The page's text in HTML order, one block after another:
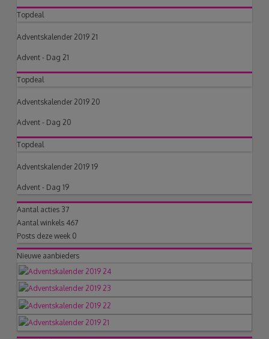
Topdeal
Adventskalender 2019 21
Advent - Dag 21
Topdeal
Adventskalender 2019 20
Advent - Dag 20
Topdeal
Adventskalender 2019 19
Advent - Dag 19
Aantal acties 37
Aantal winkels 467
Posts deze week 0
Nieuwe aanbieders